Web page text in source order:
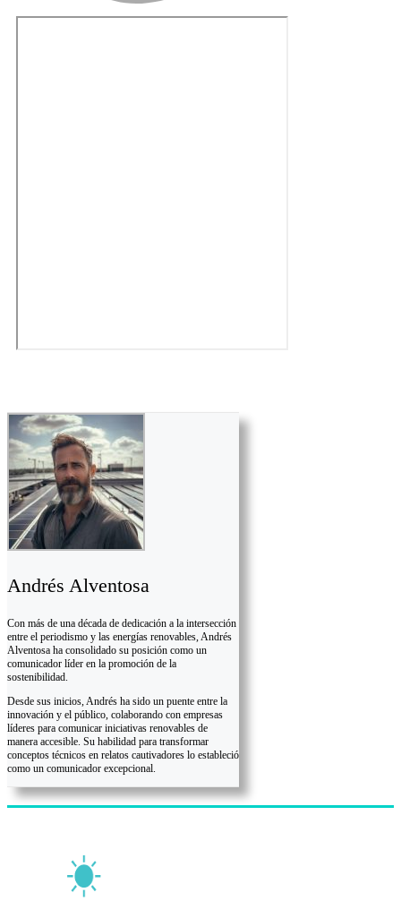
Andrés Alventosa
Con más de una década de dedicación a la intersección
entre el periodismo y las energías renovables, Andrés
Alventosa ha consolidado su posición como un
comunicador líder en la promoción de la
sostenibilidad.
Desde sus inicios, Andrés ha sido un puente entre la
innovación y el público, colaborando con empresas
líderes para comunicar iniciativas renovables de
manera accesible. Su habilidad para transformar
conceptos técnicos en relatos cautivadores lo estableció
como un comunicador excepcional.